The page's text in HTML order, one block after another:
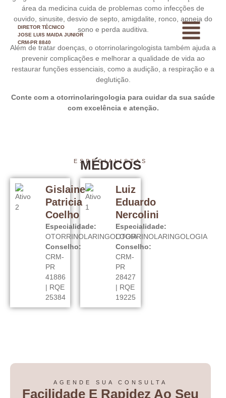
DIRETOR TÉCNICO
JOSE LUIS MAIDA JUNIOR
CRM-PR 8840
área da medicina cuida de problemas como infecções de
ouvido, sinusite, desvio de septo, amigdalite, ronco, apneia do
sono e perda auditiva.
Além de tratar doenças, o otorrinolaringologista também ajuda a
prevenir complicações e melhorar a qualidade de vida ao
restaurar funções essenciais, como a audição, a respiração e a
deglutição.
Conte com a otorrinolaringologia para cuidar da sua saúde
com excelência e atenção.
ESPECIALISTAS
MÉDICOS
Gislaine
Patricia
Coelho
Especialidade:
OTORRINOLARINGOLOGIA
Conselho:
CRM-
PR
41886
| RQE
25384
Luiz
Eduardo
Nercolini
Especialidade:
OTORRINOLARINGOLOGIA
Conselho:
CRM-
PR
28427
| RQE
19225
AGENDE SUA CONSULTA
Facilidade E Rapidez Ao Seu